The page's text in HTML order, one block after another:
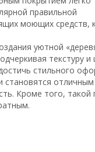
правильной
моющих средств,
уютной
стильного
Кроме того,